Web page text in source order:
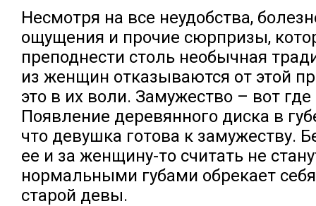
Несмотря на все неудобства,
ощущения и прочие сюрпризы,
преподнести столь необычная
из женщин отказываются от этой
это в их воли. Замужество – вот
Появление деревянного диска в
что девушка готова к замужеству.
ее и за женщину-то считать не
нормальными губами обрекает
старой девы.